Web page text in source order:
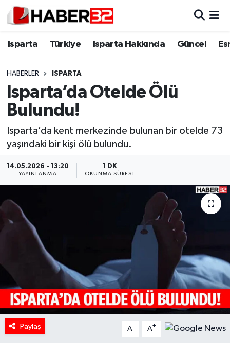
Isparta Türkiye Isparta Hakkında Güncel
HABERLER ISPARTA
Isparta’da Otelde Ölü
Bulundu!
Isparta’da kent merkezinde bulunan bir otelde 73
yaşındaki bir kişi ölü bulundu.
14.05.2026 - 13:20
YAYINLANMA
1 DK
OKUNMA SÜRESI
Paylaş A- A+
Isparta
Esnaf Diyor ki;
ASAYİŞ
BİLİM VE TEKNOLOJİ
EĞİTİM
Güncel
HABERDE İNSAN
KÜLTÜR SANAT
MAGAZİN
Isparta Nöbetçi Eczaneler
Isparta Trafik Yoğunluk Haritası
Süper Lig Puan Durumu ve Fikstür
Tüm Manşetler
Son Dakika Haberleri